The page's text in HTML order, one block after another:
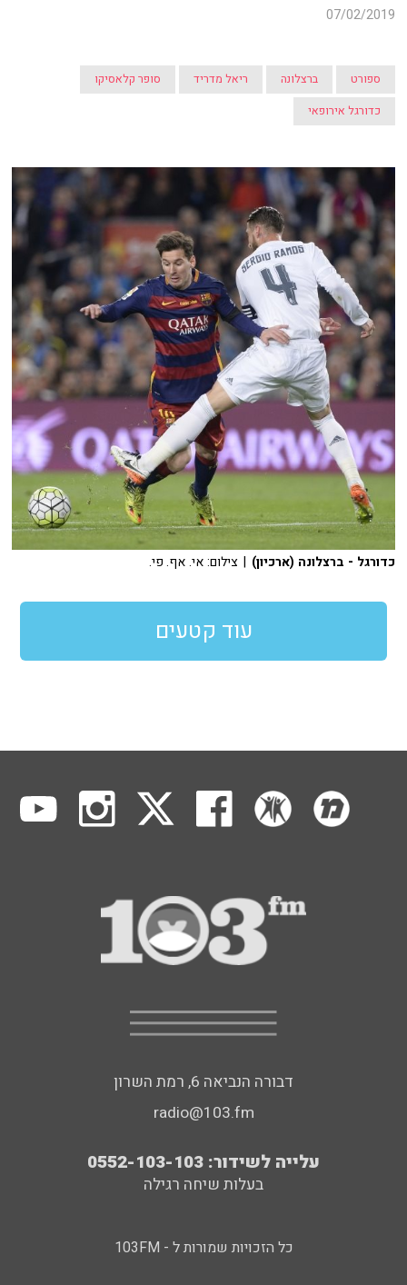
07/02/2019
ספורט ברצלונה ריאל מדריד
סופר קלאסיקו
כדורגל אירופאי
כדורגל - ברצלונה (ארכיון) | צילום: אי. אף. פי.
עוד קטעים
דבורה הנביאה 6, רמת השרון
radio@103.fm
עלייה לשידור: 0552-103-103
בעלות שיחה רגילה
כל הזכויות שמורות ל - 103FM